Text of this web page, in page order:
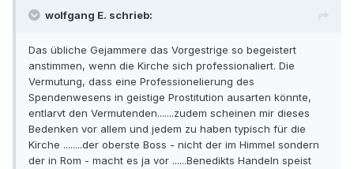
wolfgang E. schrieb:
Das übliche Gejammere das Vorgestrige so begeistert
anstimmen, wenn die Kirche sich professionaliert. Die
Vermutung, dass eine Professionelierung des
Spendenwesens in geistige Prostitution ausarten könnte,
entlarvt den Vermutenden.......zudem scheinen mir dieses
Bedenken vor allem und jedem zu haben typisch für die
Kirche ........der oberste Boss - nicht der im Himmel sondern
der in Rom - macht es ja vor ......Benedikts Handeln speist